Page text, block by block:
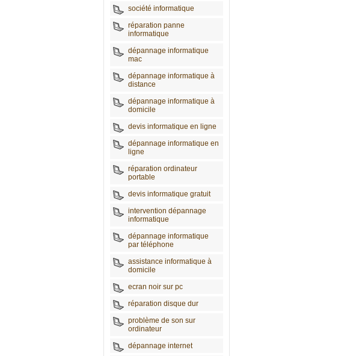
société informatique
réparation panne
informatique
dépannage informatique
mac
dépannage informatique à
distance
dépannage informatique à
domicile
devis informatique en ligne
dépannage informatique en
ligne
réparation ordinateur
portable
devis informatique gratuit
intervention dépannage
informatique
dépannage informatique
par téléphone
assistance informatique à
domicile
ecran noir sur pc
réparation disque dur
problème de son sur
ordinateur
dépannage internet